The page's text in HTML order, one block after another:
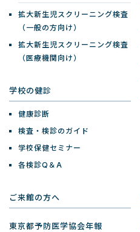
拡大新生児スクリーニング検査
（一般の方向け）
拡大新生児スクリーニング検査
（医療機関向け）
学校の健診
健康診断
検査・検診のガイド
学校保健セミナー
各検診Q＆A
ご来館の方へ
東京都予防医学協会年報